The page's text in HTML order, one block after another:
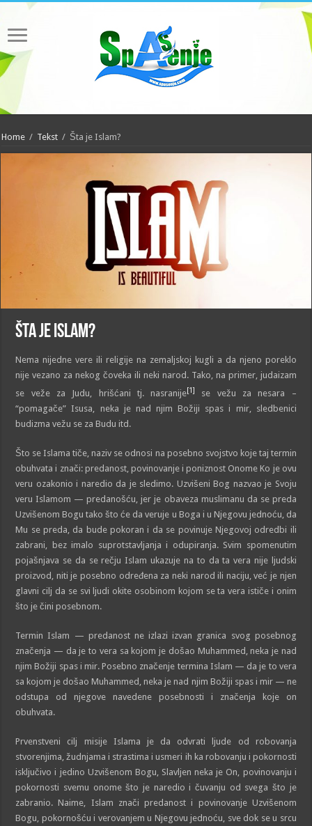
Home / Tekst / Šta je Islam?
Šta je Islam?
Nema nijedne vere ili religije na zemaljskoj kugli a da njeno poreklo
nije vezano za nekog čoveka ili neki narod. Tako, na primer, judaizam
se veže za Judu, hrišćani tj. nasranije[1]
se vežu za nesara –
“pomagače” Isusa, neka je nad njim Božiji spas i mir, sledbenici
budizma vežu se za Budu itd.
Što se Islama tiče, naziv se odnosi na posebno svojstvo koje taj termin
obuhvata i znači: predanost, povinovanje i poniznost Onome Ko je ovu
veru ozakonio i naredio da je sledimo. Uzvišeni Bog nazvao je Svoju
veru Islamom — predanošću, jer je obaveza muslimanu da se preda
Uzvišenom Bogu tako što će da veruje u Boga i u Njegovu jednoću, da
Mu se preda, da bude pokoran i da se povinuje Njegovoj odredbi ili
zabrani, bez imalo suprotstavljanja i odupiranja. Svim spomenutim
pojašnjava se da se rečju Islam ukazuje na to da ta vera nije ljudski
proizvod, niti je posebno određena za neki narod ili naciju, već je njen
glavni cilj da se svi ljudi okite osobinom kojom se ta vera ističe i onim
što je čini posebnom.
Termin Islam — predanost ne izlazi izvan granica svog posebnog
značenja — da je to vera sa kojom je došao Muhammed, neka je nad
njim Božiji spas i mir. Posebno značenje termina Islam — da je to vera
sa kojom je došao Muhammed, neka je nad njim Božiji spas i mir — ne
odstupa od njegove navedene posebnosti i značenja koje on
obuhvata.
Prvenstveni cilj misije Islama je da odvrati ljude od robovanja
stvorenjima, žudnjama i strastima i usmeri ih ka robovanju i pokornosti
isključivo i jedino Uzvišenom Bogu, Slavljen neka je On, povinovanju i
pokornosti svemu onome što je naredio i čuvanju od svega što je
zabranio. Naime, Islam znači predanost i povinovanje Uzvišenom
Bogu, pokornošću i verovanjem u Njegovu jednoću, sve dok se u srcu